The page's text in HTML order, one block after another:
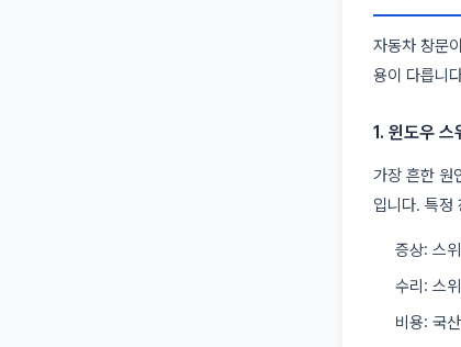
자동차 창문
용이 다릅니
1. 윈도우 스
가장 흔한 원
입니다. 특정
증상: 스
수리: 스
비용: 국